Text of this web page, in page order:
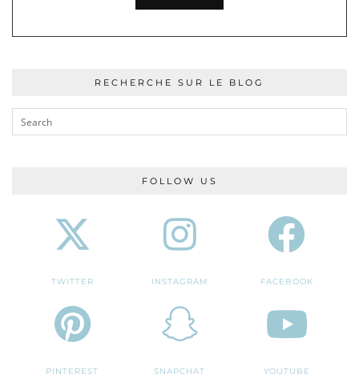
RECHERCHE SUR LE BLOG
FOLLOW US
TWITTER INSTAGRAM FACEBOOK
PINTEREST SNAPCHAT YOUTUBE